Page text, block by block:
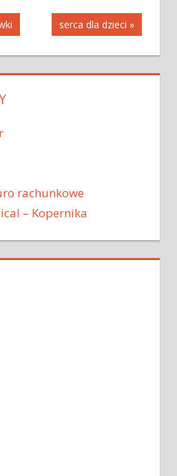
serca dla dzieci »
rachunkowe
– Kopernika